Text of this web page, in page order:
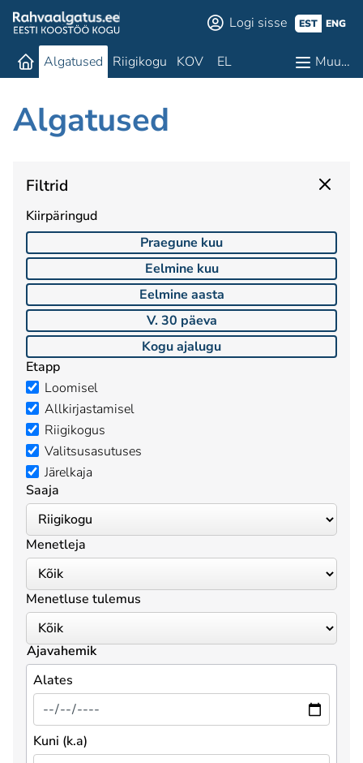
Logi sisse EST ENG
Algatused Riigikogu KOV EL Muu…
Algatused
Filtrid
Kiirpäringud
Praegune kuu
Eelmine kuu
Eelmine aasta
V. 30 päeva
Kogu ajalugu
Etapp
Loomisel
Allkirjastamisel
Riigikogus
Valitsusasutuses
Järelkaja
Saaja
Menetleja
Menetluse tulemus
Ajavahemik
Alates
Kuni (k.a)